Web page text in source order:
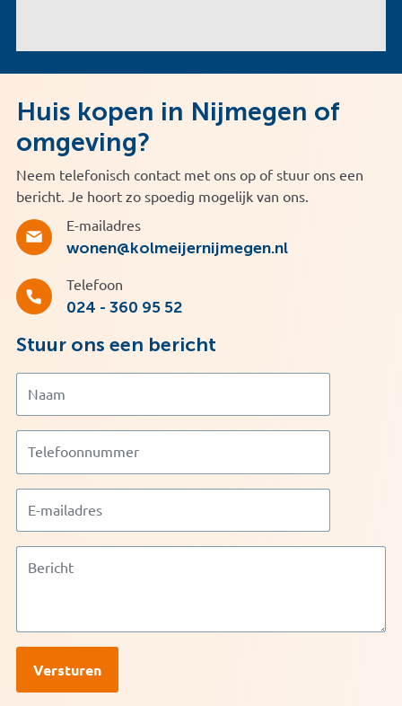
Huis kopen in Nijmegen of
omgeving?
Neem telefonisch contact met ons op of stuur ons een
bericht. Je hoort zo spoedig mogelijk van ons.
E-mailadres
wonen@kolmeijernijmegen.nl
Telefoon
024 - 360 95 52
Stuur ons een bericht